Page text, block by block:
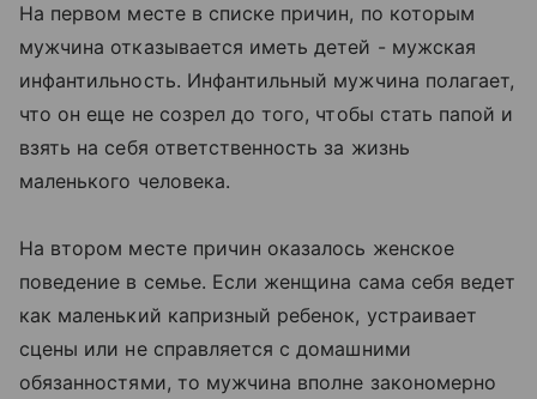
На первом месте в списке причин, по которым
мужчина отказывается иметь детей - мужская
инфантильность. Инфантильный мужчина полагает,
что он еще не созрел до того, чтобы стать папой и
взять на себя ответственность за жизнь
маленького человека.
На втором месте причин оказалось женское
поведение в семье. Если женщина сама себя ведет
как маленький капризный ребенок, устраивает
сцены или не справляется с домашними
обязанностями, то мужчина вполне закономерно